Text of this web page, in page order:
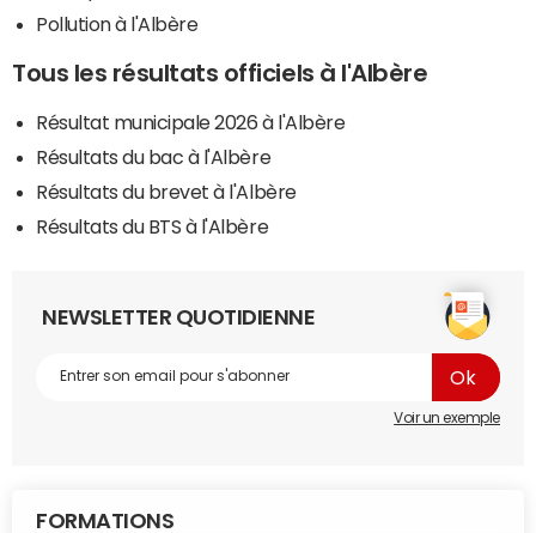
Pollution à l'Albère
Tous les résultats officiels à l'Albère
Résultat municipale 2026 à l'Albère
Résultats du bac à l'Albère
Résultats du brevet à l'Albère
Résultats du BTS à l'Albère
NEWSLETTER QUOTIDIENNE
Voir un exemple
FORMATIONS